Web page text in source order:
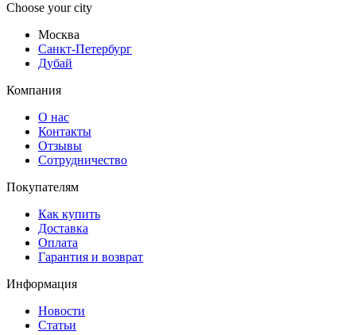
Choose your city
Москва
Санкт-Петербург
Дубай
Компания
О нас
Контакты
Отзывы
Сотрудничество
Покупателям
Как купить
Доставка
Оплата
Гарантия и возврат
Информация
Новости
Статьи